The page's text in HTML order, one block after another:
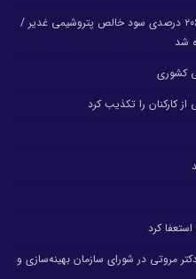
رشد ۲۴ درصدی درآمد عملیاتی و رشد ۲۰۶ درصدی سود خالص پتروشیمی غدیر /
کشوری
کارکنان را تکذیب کرد
کرد
مروتی در شورای سازمان بهینه‌سازی و